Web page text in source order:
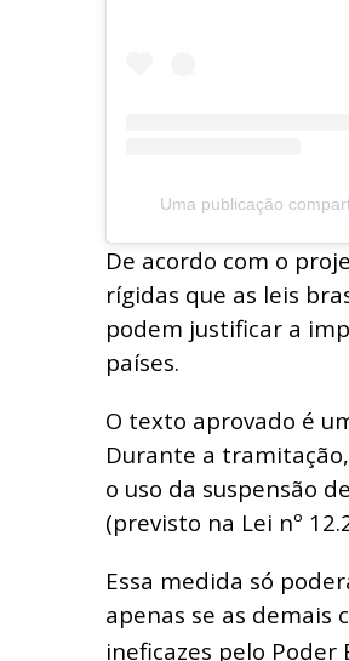
Uma publicação
De acordo com o
rígidas que as leis
podem justificar a
países.
O texto aprovado é
Durante a
o uso da suspensão
(previsto na Lei nº
Essa medida só
apenas se as demais
ineficazes pelo Poder